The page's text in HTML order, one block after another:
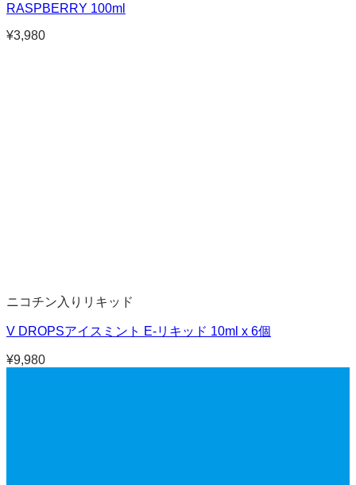
RASPBERRY 100ml
¥3,980
ニコチン入りリキッド
V DROPSアイスミント E-リキッド 10ml x 6個
¥9,980